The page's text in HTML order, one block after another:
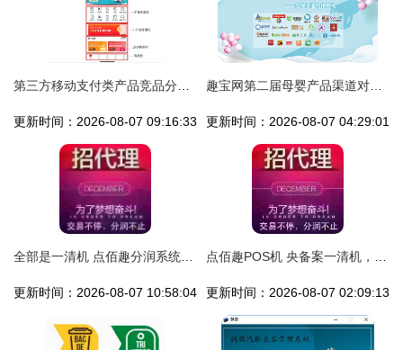
更新时间：2026-08-07 09:16:33 更新时间：2026-08-07 04:29:01
更新时间：2026-08-07 10:58:04 更新时间：2026-08-07 02:09:13